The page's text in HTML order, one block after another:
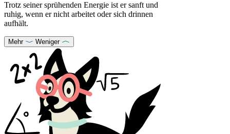
Trotz seiner sprühenden Energie ist er sanft und
ruhig, wenn er nicht arbeitet oder sich drinnen
aufhält.
Mehr Weniger